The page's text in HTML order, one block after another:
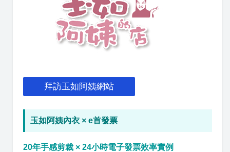
拜訪玉如阿姨網站
玉如阿姨內衣 × e首發票
20年手感剪裁 × 24小時電子發票效率實例